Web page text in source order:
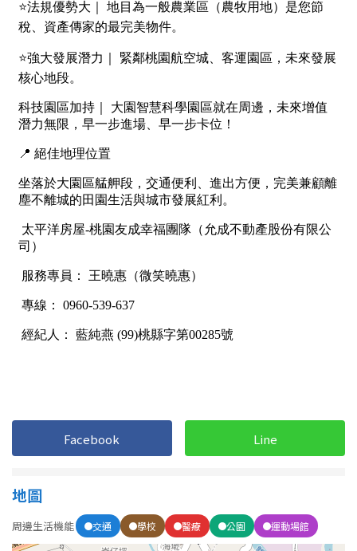
南投縣
嘉義縣
台南市
高雄市
澎湖縣
花蓮縣
不拘
20~30 坪 30~40 坪
40~50 坪 50~60 坪
60~70 坪
80坪以上
~ 坪
不拘
地下室
5~10樓 11~20樓
~ 樓
Facebook Line
地圖
周邊生活機能 交通 學校 醫療 公園 運動場館